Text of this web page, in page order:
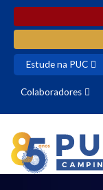
Estude na PUC
Colaboradores